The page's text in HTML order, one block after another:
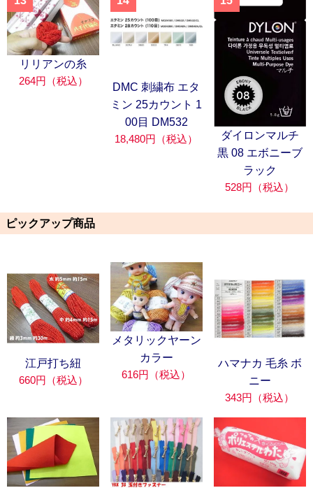
リリアンの糸
264円（税込）
DMC 刺繍布 エタ
ミン 25カウント 1
00目 DM532
18,480円（税込）
ダイロンマルチ
黒 08 エボニーブ
ラック
528円（税込）
ピックアップ商品
江戸打ち紐
660円（税込）
メタリックヤーン
カラー
616円（税込）
ハマナカ 毛糸 ボ
ニー
343円（税込）